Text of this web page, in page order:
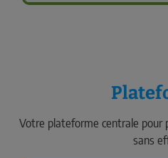
Votre plateforme centrale pour
sans